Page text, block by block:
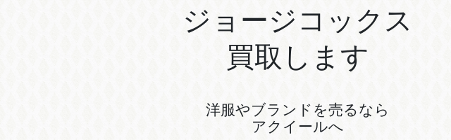
ジョージコックス
買取します
洋服やブランドを売るなら
アクイールへ